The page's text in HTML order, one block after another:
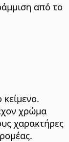
από το
κείμενο.
χρώμα
χαρακτήρες